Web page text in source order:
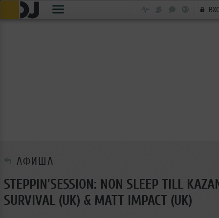
АФИША
STEPPIN'SESSION: NON SLEEP TILL
SURVIVAL (UK) & MATT IMPACT (UK)